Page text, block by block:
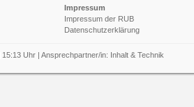
Impressum
Impressum der RUB
Datenschutzerklärung
Uhr | Ansprechpartner/in: Inhalt &Technik